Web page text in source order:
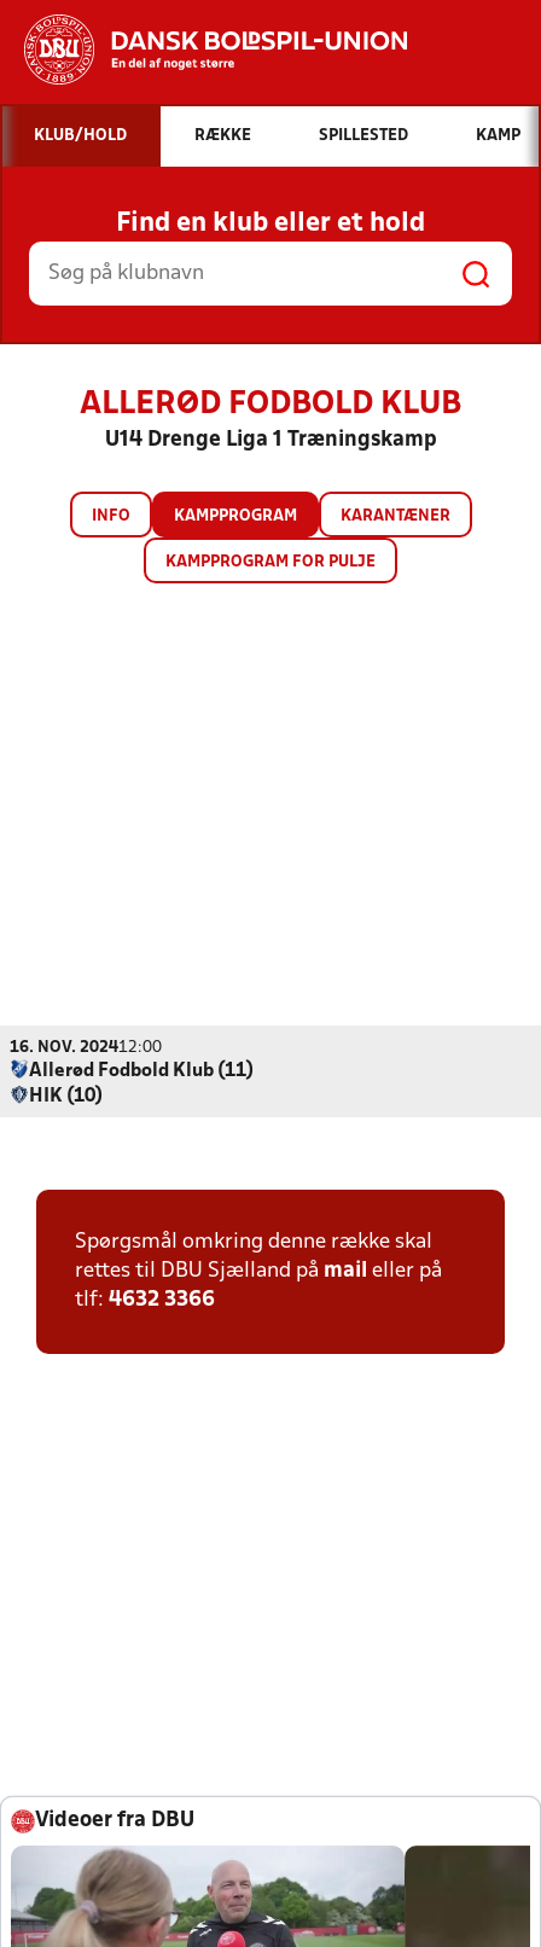
Hvad vil du søge efter?
INDHOLD OG NYHEDER
STILLINGER, RESULTATER, KLUBBER OG
HOLD
KLUB/HOLD RÆKKE SPILLESTED KAMP
Find en klub eller et hold
ALLERØD FODBOLD KLUB
U14 Drenge Liga 1 Træningskamp
INFO KAMPPROGRAM KARANTÆNER
KAMPPROGRAM FOR PULJE
16. NOV. 202412:00
Allerød Fodbold Klub (11)
HIK (10)
Spørgsmål omkring denne række skal
rettes til DBU Sjælland på mail eller på
tlf: 4632 3366
Videoer fra DBU